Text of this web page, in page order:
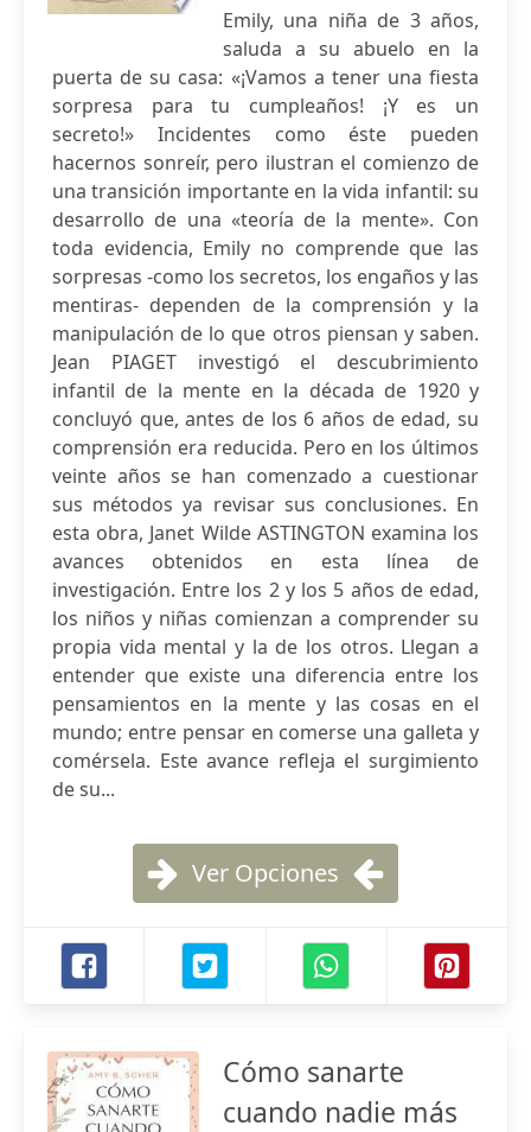
Emily, una niña de 3 años,
saluda a su abuelo en la
puerta de su casa: «¡Vamos a tener una fiesta
sorpresa para tu cumpleaños! ¡Y es un
secreto!» Incidentes como éste pueden
hacernos sonreír, pero ilustran el comienzo de
una transición importante en la vida infantil: su
desarrollo de una «teoría de la mente». Con
toda evidencia, Emily no comprende que las
sorpresas -como los secretos, los engaños y las
mentiras- dependen de la comprensión y la
manipulación de lo que otros piensan y saben.
Jean PIAGET investigó el descubrimiento
infantil de la mente en la década de 1920 y
concluyó que, antes de los 6 años de edad, su
comprensión era reducida. Pero en los últimos
veinte años se han comenzado a cuestionar
sus métodos ya revisar sus conclusiones. En
esta obra, Janet Wilde ASTINGTON examina los
avances obtenidos en esta línea de
investigación. Entre los 2 y los 5 años de edad,
los niños y niñas comienzan a comprender su
propia vida mental y la de los otros. Llegan a
entender que existe una diferencia entre los
pensamientos en la mente y las cosas en el
mundo; entre pensar en comerse una galleta y
comérsela. Este avance refleja el surgimiento
de su...
Ver Opciones
Cómo sanarte
cuando nadie más